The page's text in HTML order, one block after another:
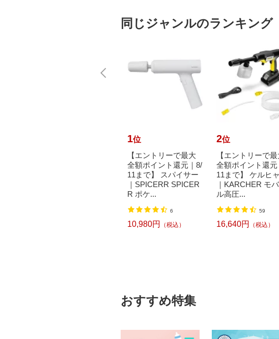
同じジャンルのランキング
1位
【エントリーで最大
全額ポイント還元｜8/
11まで】 スパイサー
｜SPICERR SPICER
R ポケ...
6
10,980円 （税込）
2位
【エントリーで最
全額ポイント還元
11まで】 ケルヒ
｜KARCHER モ
ル高圧...
59
16,640円 （税込）
おすすめ特集